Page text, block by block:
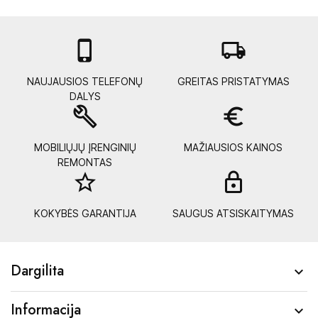

NAUJAUSIOS TELEFONŲ
DALYS
local_shipping
GREITAS PRISTATYMAS
build
MOBILIŲJŲ ĮRENGINIŲ
REMONTAS
euro_symbol
MAŽIAUSIOS KAINOS
star_border
KOKYBĖS GARANTIJA SAUGUS ATSISKAITYMAS
Dargilita 
Informacija 